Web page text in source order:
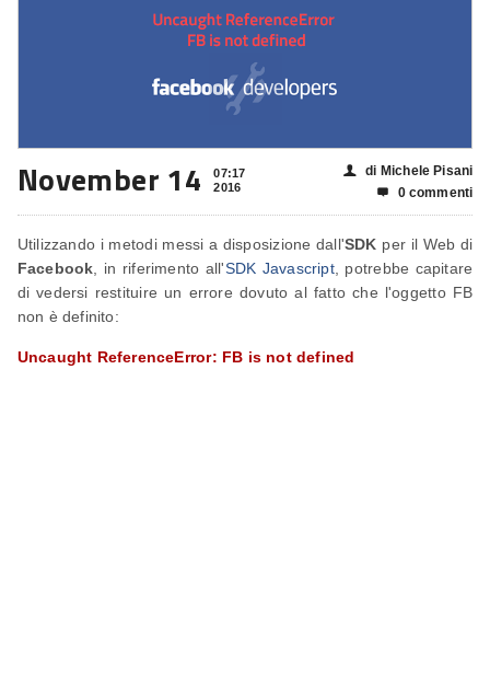
November 14
07:17
2016
👤 di Michele Pisani
 0 commenti
Utilizzando i metodi messi a disposizione dall'SDK per il Web di
Facebook , in riferimento all'SDK Javascript, potrebbe capitare
di vedersi restituire un errore dovuto al fatto che l'oggetto FB
non è definito:
Uncaught ReferenceError: FB is not defined